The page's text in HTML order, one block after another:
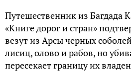
Путешественник из Багдада
«Книге дорог и стран»
везут из Арсы черных
лисиц, олово и рабов, но
пересекает границу их